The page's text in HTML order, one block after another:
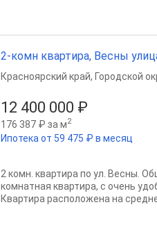
2-комн квартира, Весны
12 400 000 ₽
176 387 ₽ за м2
Ипотека от 59 475 ₽ в месяц
Красноярский край, Городской
2 комн. квартира по ул. Весны.
комнатная квартира, с очень
Квартира расположена на